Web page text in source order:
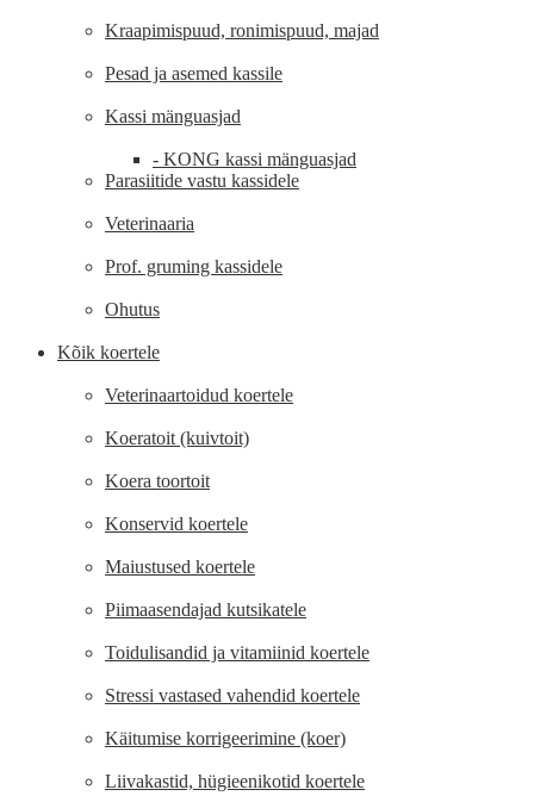
Kraapimispuud, ronimispuud, majad
Pesad ja asemed kassile
Kassi mänguasjad
- KONG kassi mänguasjad
Parasiitide vastu kassidele
Veterinaaria
Prof. gruming kassidele
Ohutus
Kõik koertele
Veterinaartoidud koertele
Koeratoit (kuivtoit)
Koera toortoit
Konservid koertele
Maiustused koertele
Piimaasendajad kutsikatele
Toidulisandid ja vitamiinid koertele
Stressi vastased vahendid koertele
Käitumise korrigeerimine (koer)
Liivakastid, hügieenikotid koertele